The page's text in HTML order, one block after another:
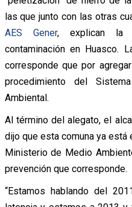
las que junto con las otras
AES Gener, explican la
contaminación en Huasco.
corresponde que por
procedimiento del
Ambiental.
Al término del alegato, el
dijo que esta comuna ya está
Ministerio de Medio
prevención que corresponde.
“Estamos hablando del